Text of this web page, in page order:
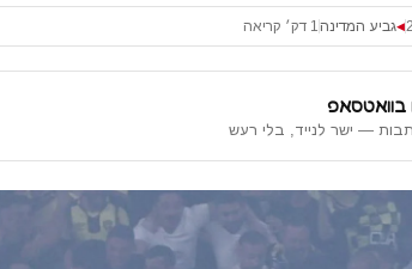
◀גביע המדינה1 דק׳ קריאה
בוואטסאפ
— ישר לנייד, בלי רעש